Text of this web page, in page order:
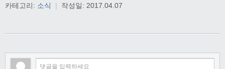
카테고리: 소식 | 작성일: 2017.04.07